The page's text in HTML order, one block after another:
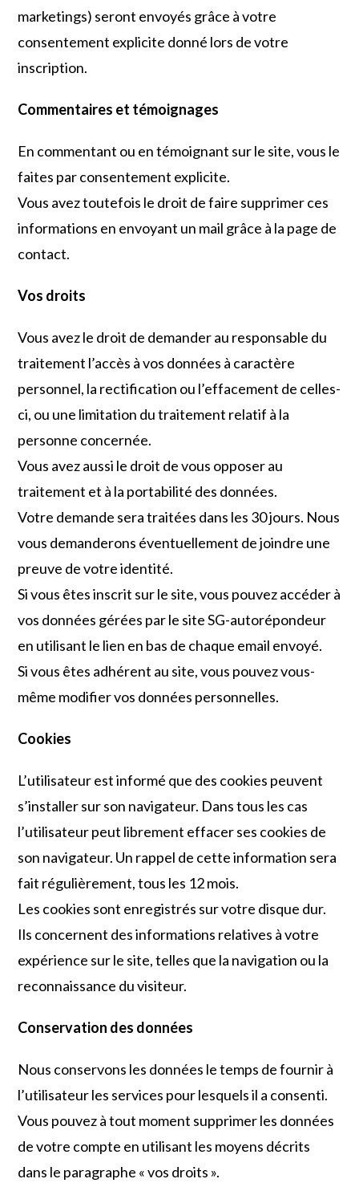
marketings) seront envoyés grâce à votre
consentement explicite donné lors de votre
inscription.
Commentaires et témoignages
En commentant ou en témoignant sur le site, vous le
faites par consentement explicite.
Vous avez toutefois le droit de faire supprimer ces
informations en envoyant un mail grâce à la page de
contact.
Vos droits
Vous avez le droit de demander au responsable du
traitement l’accès à vos données à caractère
personnel, la rectification ou l’effacement de celles-
ci, ou une limitation du traitement relatif à la
personne concernée.
Vous avez aussi le droit de vous opposer au
traitement et à la portabilité des données.
Votre demande sera traitées dans les 30 jours. Nous
vous demanderons éventuellement de joindre une
preuve de votre identité.
Si vous êtes inscrit sur le site, vous pouvez accéder à
vos données gérées par le site SG-autorépondeur
en utilisant le lien en bas de chaque email envoyé.
Si vous êtes adhérent au site, vous pouvez vous-
même modifier vos données personnelles.
Cookies
L’utilisateur est informé que des cookies peuvent
s’installer sur son navigateur. Dans tous les cas
l’utilisateur peut librement effacer ses cookies de
son navigateur. Un rappel de cette information sera
fait régulièrement, tous les 12 mois.
Les cookies sont enregistrés sur votre disque dur.
Ils concernent des informations relatives à votre
expérience sur le site, telles que la navigation ou la
reconnaissance du visiteur.
Conservation des données
Nous conservons les données le temps de fournir à
l’utilisateur les services pour lesquels il a consenti.
Vous pouvez à tout moment supprimer les données
de votre compte en utilisant les moyens décrits
dans le paragraphe « vos droits ».